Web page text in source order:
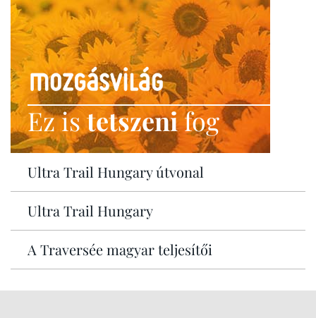
Ez istetszenifog
Ultra Trail Hungary útvonal
Ultra Trail Hungary
A Traversée magyar teljesítői